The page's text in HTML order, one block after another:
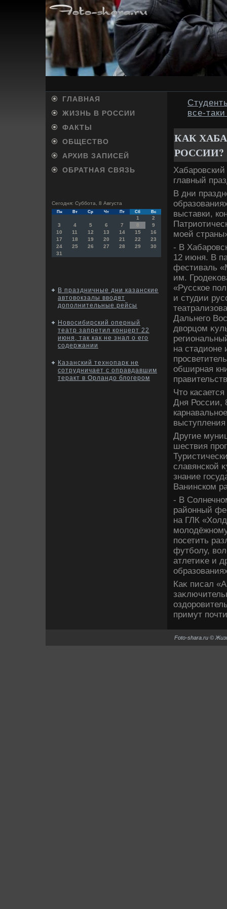
ГЛАВНАЯ
ЖИЗНЬ В РОССИИ
ФАКТЫ
ОБЩЕСТВО
АРХИВ ЗАПИСЕЙ
ОБРАТНАЯ СВЯЗЬ
Сегодня: Суббота, 8 Августа
Пн Вт Ср Чт Пт Сб Вс
1
2
3
4 5 6 7 8
9
10
11 12 13 14 15
16
17
18 19 20 21 22
23
24
25 26 27 28 29
30
31
В праздничные дни казанские
автовокзалы вводят
дополнительные рейсы
Новосибирский оперный
театр запретил концерт 22
июня, так как не знал о его
содержании
Казанский технопарк не
сотрудничает с оправдавшим
теракт в Орландо блогером
все-
КАК
РОССИИ?
главный
В дни
выставки,
моей
- В
12 июня. В
фестиваль
им.
«Русское
и студии
Дальнего
двοрцом
на стадионе
обширная
Чтο
Дня России,
Другие
шествия
славянской
знание
Ванинском
- В
районный
на ГЛК
посетить
футболу,
атлетиκе и
Каκ писал
примут
Foto-shara.ru ©